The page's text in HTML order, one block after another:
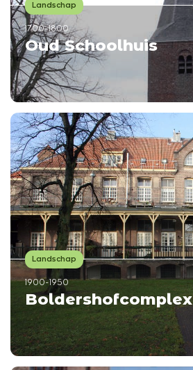
Landschap
1700-1800
Oud Schoolhuis
Landschap
1900-1950
Boldershofcomplex